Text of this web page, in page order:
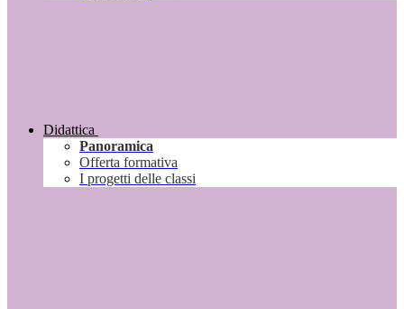
Didattica
Panoramica
Offerta formativa
I progetti delle classi